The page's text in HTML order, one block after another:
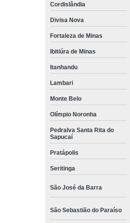
Cordislândia
Divisa Nova
Fortaleza de Minas
Ibitiúra de Minas
Itanhandu
Lambari
Monte Belo
Olímpio Noronha
Pedralva Santa Rita do
Sapucaí
Pratápolis
Seritinga
São José da Barra
São Sebastião do Paraíso